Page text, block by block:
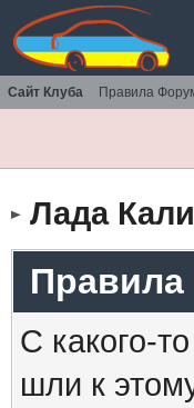
Сайт Клуба Правила
Лада
С какого-
шли к